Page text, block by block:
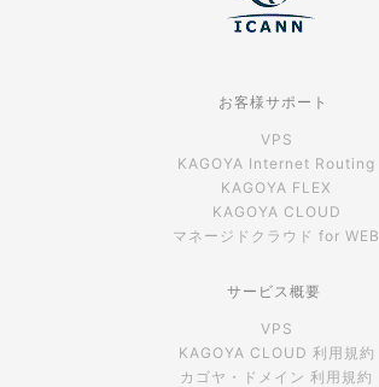
お客様サポート
VPS
KAGOYA Internet Routing
KAGOYA FLEX
KAGOYA CLOUD
マネージドクラウド for WEB
サービス概要
VPS
KAGOYA CLOUD 利用規約
カゴヤ・ドメイン 利用規約